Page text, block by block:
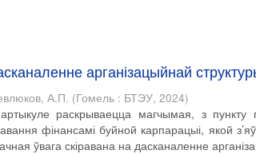
арганізацыйнай
А.П. (Гомель : БТЭУ,2024)
раскрываецца магчымая, з пункту
фінансамі буйной карпарацыі, якой
ўвага скіравана на дасканаленне